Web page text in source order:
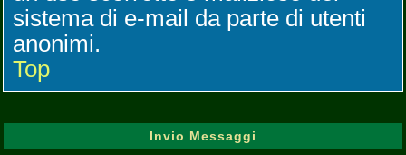
sistema di e-mail da parte di utenti
anonimi.
Top
Invio Messaggi